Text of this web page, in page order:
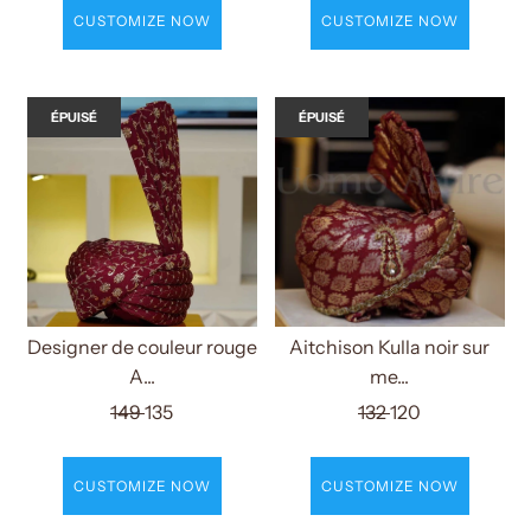
CUSTOMIZE NOW CUSTOMIZE NOW
ÉPUISÉ
Designer de couleur rouge
A...
149135
CUSTOMIZE NOW
ÉPUISÉ
Aitchison Kulla noir sur
me...
132120
CUSTOMIZE NOW